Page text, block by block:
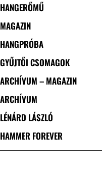
HANGERŐMŰ
MAGAZIN
HANGPRÓBA
GYŰJTŐI CSOMAGOK
ARCHÍVUM – MAGAZIN
ARCHÍVUM
LÉNÁRD LÁSZLÓ
HAMMER FOREVER